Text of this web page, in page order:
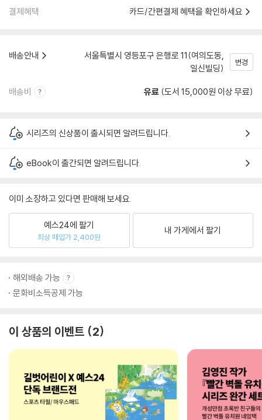
결제혜택 카드/간편결제 혜택을 확인하세요
배송안내
서울특별시 영등포구 은행로 11(여의도동,
일신빌딩)
변경
배송비 유료 (도서 15,000원 이상 무료)
시리즈의 신상품이 출시되면 알려드립니다.
eBook이 출간되면 알려드립니다.
이미 소장하고 있다면 판매해 보세요.
예스24에 팔기
최상 매입가 2,400원
내 가게에서 팔기
해외배송 가능
문화비소득공제 가능
이 상품의 이벤트 2